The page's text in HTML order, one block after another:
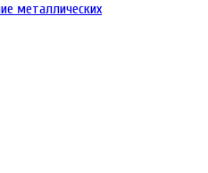
металлических